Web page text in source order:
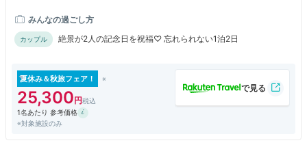
みんなの過ごし方
カップル 絶景が2人の記念日を祝福♡ 忘れられない1泊2日
夏休み＆秋旅フェア！
25,300
1名あたり 参考価格
※対象施設のみ